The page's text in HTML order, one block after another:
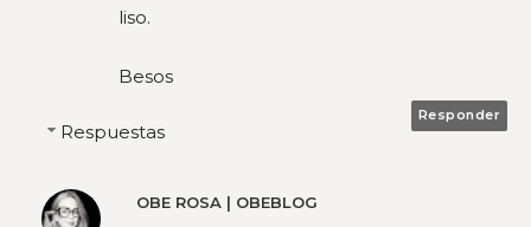
liso.
Besos
Responder
Respuestas
OBE ROSA | OBEBLOG